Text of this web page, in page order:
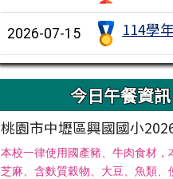
2026-07-15 114學
今日午餐資訊
桃園市中壢區興國國小
本校一律使用國產豬、牛肉食材，
芝麻、含麩質穀物、大豆、魚類